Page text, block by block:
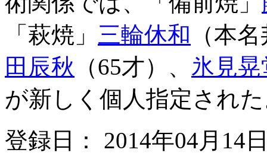
「萩焼」 三輪休和 （本
田辰秋 （65才）、 氷見晃
が新しく個人指定され
登録日： 2014年04月14